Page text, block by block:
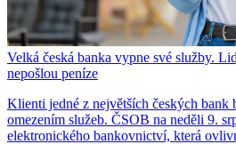
Velká česká banka vypne své služby.
nepošlou peníze
Klienti jedné z největších českých bank
omezením služeb. ČSOB na neděli 9.
elektronického bankovnictví, která